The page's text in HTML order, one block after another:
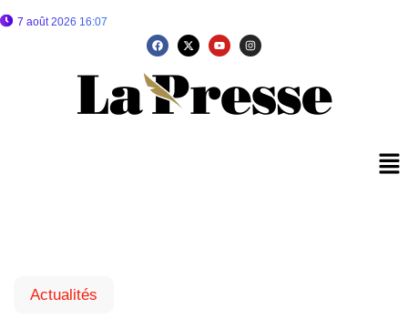
7 août 2026 16:07
Actualités